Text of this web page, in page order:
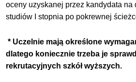
oceny uzyskanej przez kandydata na
studiów I stopnia po pokrewnej
* Uczelnie mają określone
dlatego koniecznie trzeba je
rekrutacyjnych szkół wyższych.